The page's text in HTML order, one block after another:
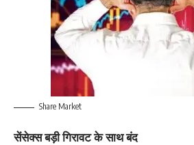
Share Market
सेंसेक्स बड़ी गिरावट के साथ बंद